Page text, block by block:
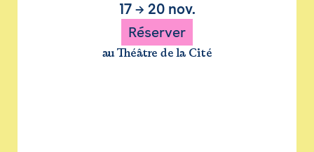
17→ 20 nov.
Réserver
au Théâtre de la Cité